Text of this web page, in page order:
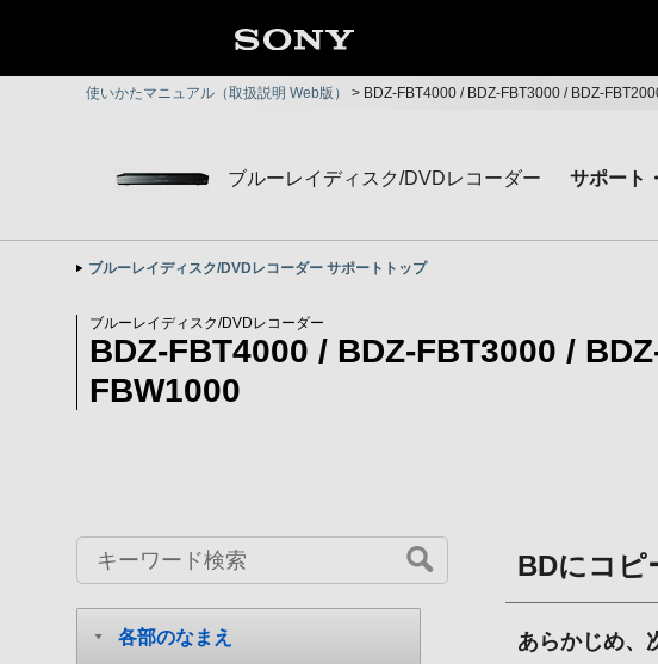
使いかたマニュアル（取扱説明 Web版） > BDZ-FBT4000 / BDZ-FBT3000 / BDZ-
ブルーレイディスク/DVDレコーダー サポート
ブルーレイディスク/DVDレコーダー サポートトップ
ブルーレイディスク/DVDレコーダー
BDZ-FBT4000 / BDZ-FBT3000 /
FBW1000
各部のなまえ
BDにコピ
あらかじめ、